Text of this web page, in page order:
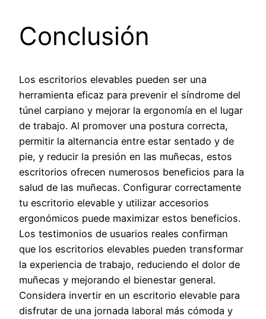
Conclusión
Los escritorios elevables pueden ser una
herramienta eficaz para prevenir el síndrome del
túnel carpiano y mejorar la ergonomía en el lugar
de trabajo. Al promover una postura correcta,
permitir la alternancia entre estar sentado y de
pie, y reducir la presión en las muñecas, estos
escritorios ofrecen numerosos beneficios para la
salud de las muñecas. Configurar correctamente
tu escritorio elevable y utilizar accesorios
ergonómicos puede maximizar estos beneficios.
Los testimonios de usuarios reales confirman
que los escritorios elevables pueden transformar
la experiencia de trabajo, reduciendo el dolor de
muñecas y mejorando el bienestar general.
Considera invertir en un escritorio elevable para
disfrutar de una jornada laboral más cómoda y